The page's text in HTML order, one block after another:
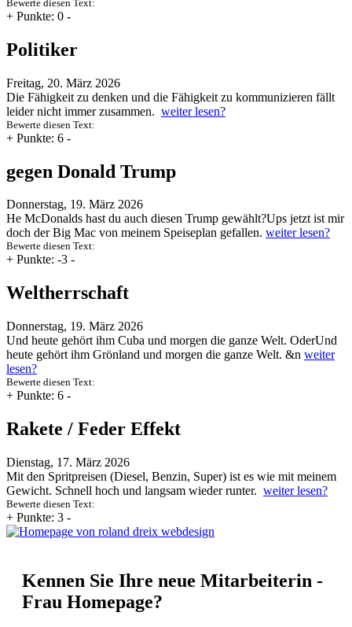
Bewerte diesen Text:
+ Punkte: 0 -
Politiker
Freitag, 20. März 2026
Die Fähigkeit zu denken und die Fähigkeit zu kommunizieren fällt
leider nicht immer zusammen. weiter lesen?
Bewerte diesen Text:
+ Punkte: 6 -
gegen Donald Trump
Donnerstag, 19. März 2026
He McDonalds hast du auch diesen Trump gewählt?Ups jetzt ist mir
doch der Big Mac von meinem Speiseplan gefallen. weiter lesen?
Bewerte diesen Text:
+ Punkte: -3 -
Weltherrschaft
Donnerstag, 19. März 2026
Und heute gehört ihm Cuba und morgen die ganze Welt. OderUnd
heute gehört ihm Grönland und morgen die ganze Welt. &n weiter
lesen?
Bewerte diesen Text:
+ Punkte: 6 -
Rakete / Feder Effekt
Dienstag, 17. März 2026
Mit den Spritpreisen (Diesel, Benzin, Super) ist es wie mit meinem
Gewicht. Schnell hoch und langsam wieder runter. weiter lesen?
Bewerte diesen Text:
+ Punkte: 3 -
Kennen Sie Ihre neue Mitarbeiterin -
Frau Homepage?